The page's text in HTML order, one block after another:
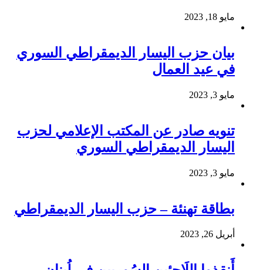
مايو 18, 2023
بيان حزب اليسار الديمقراطي السوري
في عيد العمال
مايو 3, 2023
تنويه صادر عن المكتب الإعلامي لحزب
اليسار الديمقراطي السوري
مايو 3, 2023
بطاقة تهنئة – حزب اليسار الديمقراطي
أبريل 26, 2023